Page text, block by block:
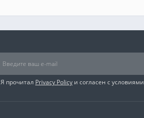
Я прочитал Privacy Policy и согласен с условиями